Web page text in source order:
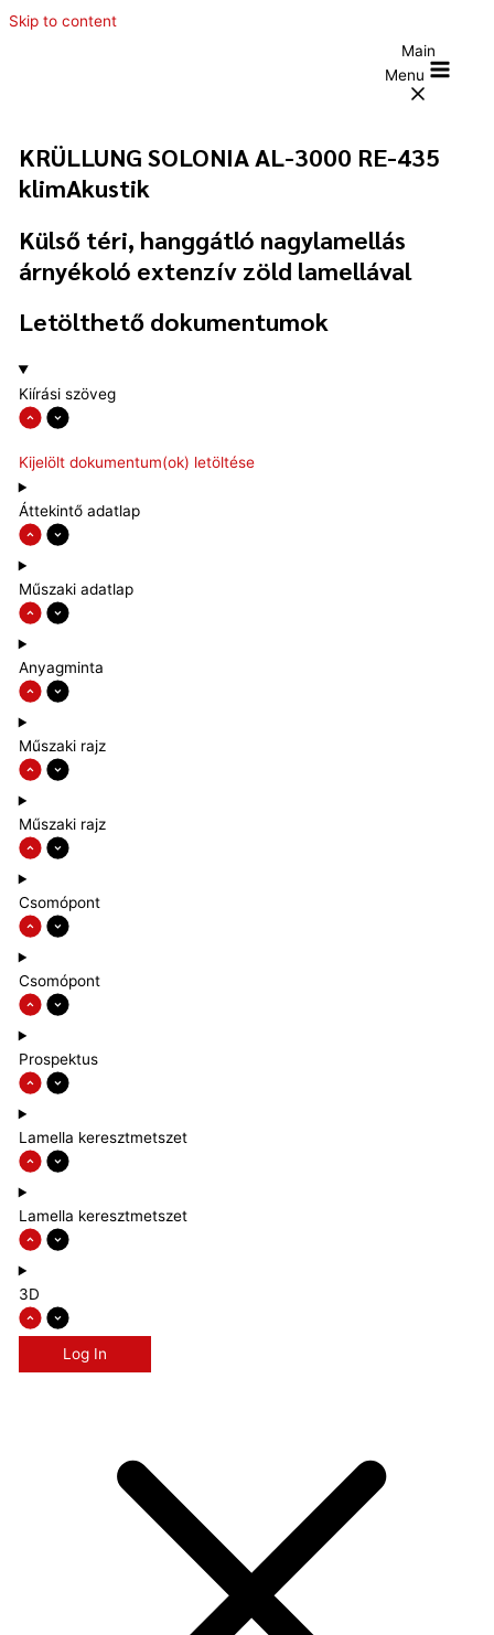
Skip to content
Main
Menu
KRÜLLUNG SOLONIA AL-3000 RE-435
klimAkustik
Külső téri, hanggátló nagylamellás
árnyékoló extenzív zöld lamellával
Letölthető dokumentumok
Kiírási szöveg
Kijelölt dokumentum(ok) letöltése
Áttekintő adatlap
Műszaki adatlap
Anyagminta
Műszaki rajz
Műszaki rajz
Csomópont
Csomópont
Prospektus
Lamella keresztmetszet
Lamella keresztmetszet
3D
Log In